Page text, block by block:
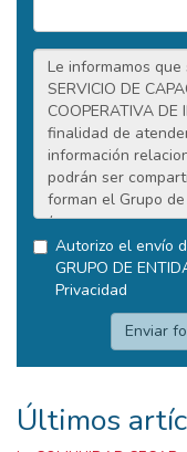
Autorizo el envío
GRUPO DE
Privacidad
Últimos